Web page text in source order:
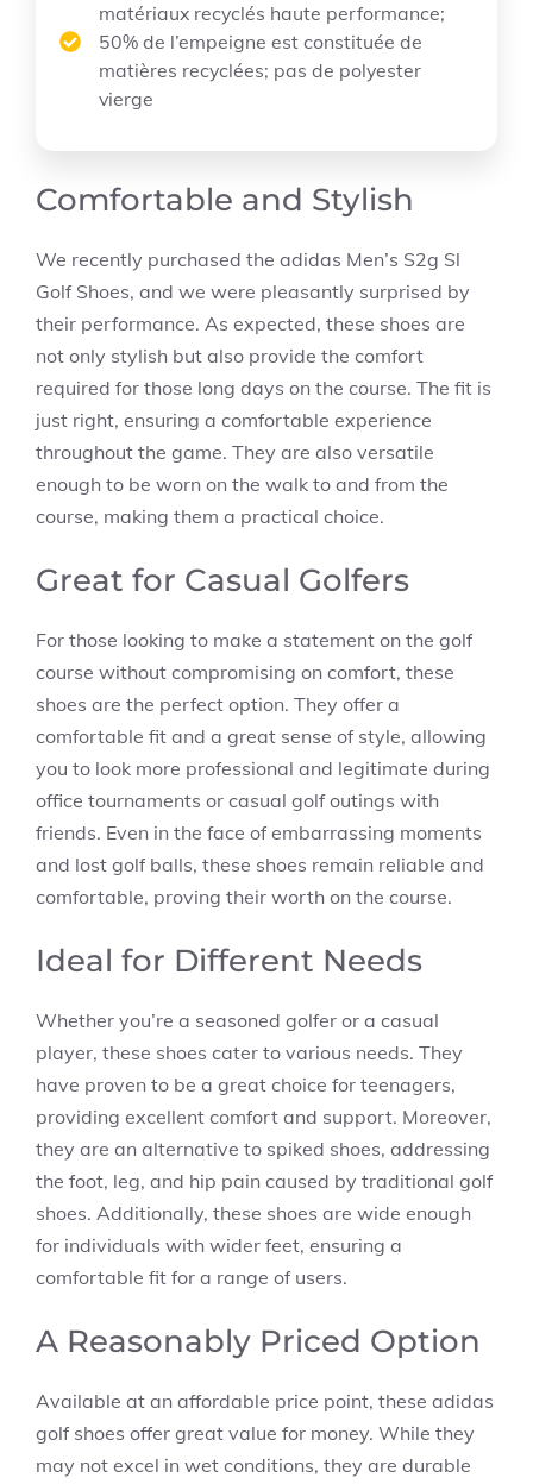
matériaux recyclés haute performance;
50% de l’empeigne est constituée de
matières recyclées; pas de polyester
vierge
Comfortable and Stylish
We recently purchased the adidas Men’s S2g Sl
Golf Shoes, and we were pleasantly surprised by
their performance. As expected, these shoes are
not only stylish but also provide the comfort
required for those long days on the course. The fit is
just right, ensuring a comfortable experience
throughout the game. They are also versatile
enough to be worn on the walk to and from the
course, making them a practical choice.
Great for Casual Golfers
For those looking to make a statement on the golf
course without compromising on comfort, these
shoes are the perfect option. They offer a
comfortable fit and a great sense of style, allowing
you to look more professional and legitimate during
office tournaments or casual golf outings with
friends. Even in the face of embarrassing moments
and lost golf balls, these shoes remain reliable and
comfortable, proving their worth on the course.
Ideal for Different Needs
Whether you’re a seasoned golfer or a casual
player, these shoes cater to various needs. They
have proven to be a great choice for teenagers,
providing excellent comfort and support. Moreover,
they are an alternative to spiked shoes, addressing
the foot, leg, and hip pain caused by traditional golf
shoes. Additionally, these shoes are wide enough
for individuals with wider feet, ensuring a
comfortable fit for a range of users.
A Reasonably Priced Option
Available at an affordable price point, these adidas
golf shoes offer great value for money. While they
may not excel in wet conditions, they are durable